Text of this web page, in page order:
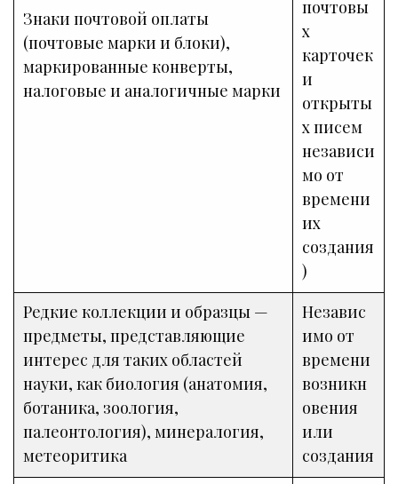
Знаки почтовой оплаты
(почтовые марки и блоки),
маркированные конверты,
налоговые и аналогичные марки
почтовы
х
карточек
и
открыты
х писем
независи
мо от
времени
их
создания
)
Редкие коллекции и образцы —
предметы, представляющие
интерес для таких областей
науки, как биология (анатомия,
ботаника, зоология,
палеонтология), минералогия,
метеоритика
Независ
имо от
времени
возникн
овения
или
создания